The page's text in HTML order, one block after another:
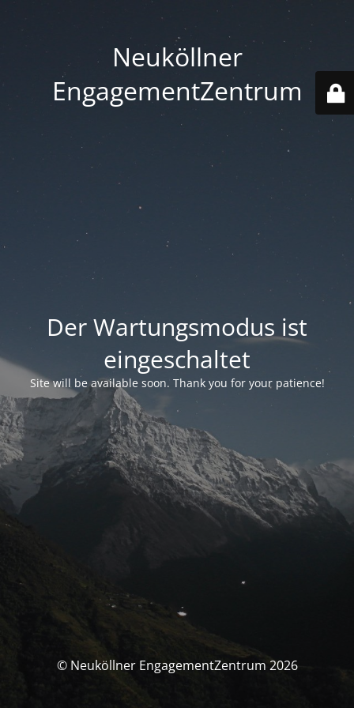
Neuköllner
EngagementZentrum
Der Wartungsmodus ist
eingeschaltet
Site will be available soon. Thank you for your patience!
© Neuköllner EngagementZentrum 2026